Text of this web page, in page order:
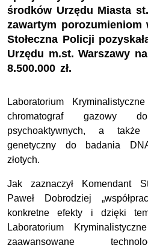
środków Urzędu Miasta
zawartym porozumieniom
Stołeczna Policji
Urzędu m.st. Warszawy
8.500.000 zł.
Laboratorium
chromatograf gazowy
psychoaktywnych, a także
genetyczny do badania
złotych.
Jak zaznaczył Komendant
Paweł Dobrodziej
konkretne efekty i dzięki
Laboratorium
zaawansowane